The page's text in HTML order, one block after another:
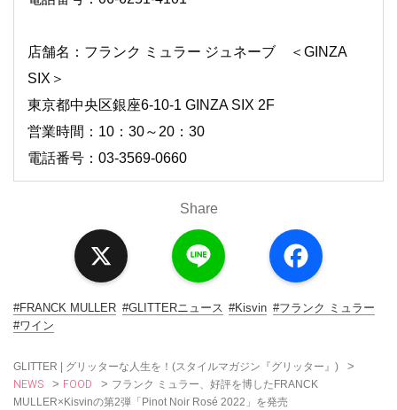
店舗名：フランク ミュラー ジュネーブ ＜GINZA
SIX＞
東京都中央区銀座6-10-1 GINZA SIX 2F
営業時間：10：30～20：30
電話番号：03-3569-0660
Share
a
c
o
#FRANCK MULLER #GLITTERニュース #Kisvin #フランク ミュラー
#ワイン
GLITTER | グリッターな人生を！(スタイルマガジン『グリッター』) >
NEWS > FOOD > フランク ミュラー、好評を博したFRANCK
MULLER×Kisvinの第2弾「Pinot Noir Rosé 2022」を発売